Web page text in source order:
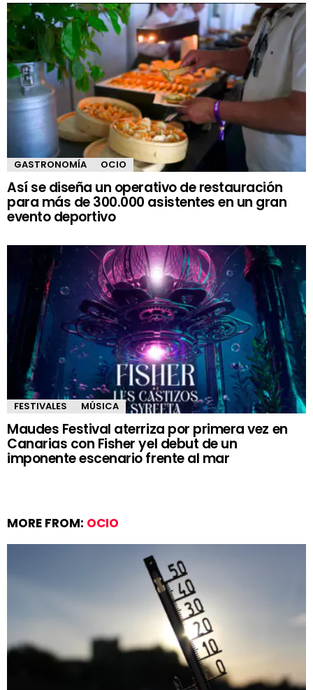
GASTRONOMÍA OCIO
Así se diseña un operativo de restauración
para más de 300.000 asistentes en un gran
evento deportivo
FESTIVALES MÚSICA
Maudes Festival aterriza por primera vez en
Canarias con Fisher yel debut de un
imponente escenario frente al mar
MORE FROM: OCIO